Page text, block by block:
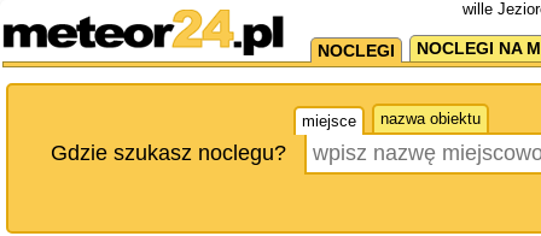
wille
NOCLEGI NOCLEGI NA
miejsce nazwa obiektu
Gdzie szukasz noclegu?